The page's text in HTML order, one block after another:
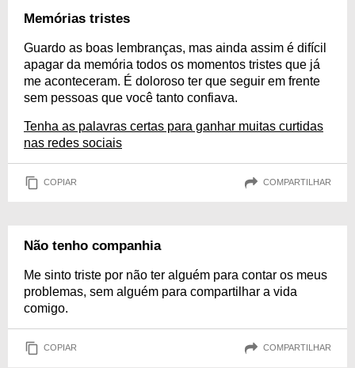
Memórias tristes
Guardo as boas lembranças, mas ainda assim é difícil
apagar da memória todos os momentos tristes que já
me aconteceram. É doloroso ter que seguir em frente
sem pessoas que você tanto confiava.
Tenha as palavras certas para ganhar muitas curtidas
nas redes sociais
COPIAR COMPARTILHAR
Não tenho companhia
Me sinto triste por não ter alguém para contar os meus
problemas, sem alguém para compartilhar a vida
comigo.
COPIAR COMPARTILHAR